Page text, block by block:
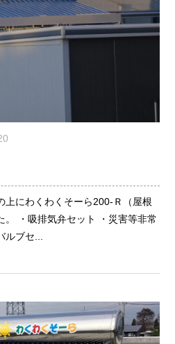
上にわくわくそーら200-Ｒ（屋根
。 ・吸排気弁セット ・災害等非常
ルブセ...